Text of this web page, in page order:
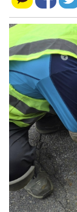
'영암군 가스판